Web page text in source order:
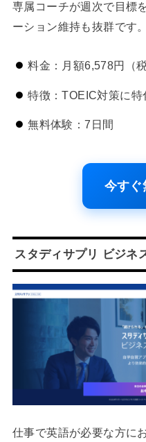
専属コーチが週次で目標
ーション維持も抜群です。
料金：月額6,578円（
特徴：TOEIC対策に特
無料体験：7日間
今すぐ
スタディサプリ ビジネ
仕事で英語が必要な方に